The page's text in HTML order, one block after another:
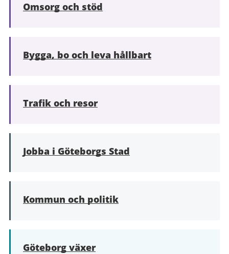
Omsorg och stöd
Bygga, bo och leva hållbart
Trafik och resor
Jobba i Göteborgs Stad
Kommun och politik
Göteborg växer